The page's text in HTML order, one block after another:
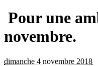
Pour une
novembre.
dimanche 4 novembre 2018